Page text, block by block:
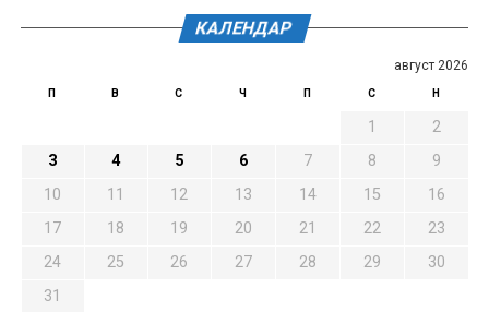
КАЛЕНДАР
август 2026
П В С Ч П С Н
1
2
3
4 5 6 7 8
9
10
11 12 13 14 15
16
17
18 19 20 21 22
23
24
25 26 27 28 29
30
31